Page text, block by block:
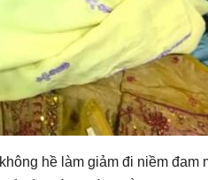
hề làm giảm đi niềm đam